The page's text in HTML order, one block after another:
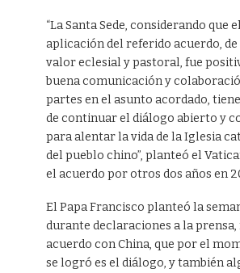
“La Santa Sede, considerando que
aplicación del referido acuerdo,
valor eclesial y pastoral, fue
buena comunicación y
partes en el asunto acordado,
de continuar el diálogo abierto y
para alentar la vida de la Iglesia
del pueblo chino”, planteó el
el acuerdo por otros dos años en
El Papa Francisco planteó la
durante declaraciones a la
acuerdo con China, que por el
se logró es el diálogo, y también